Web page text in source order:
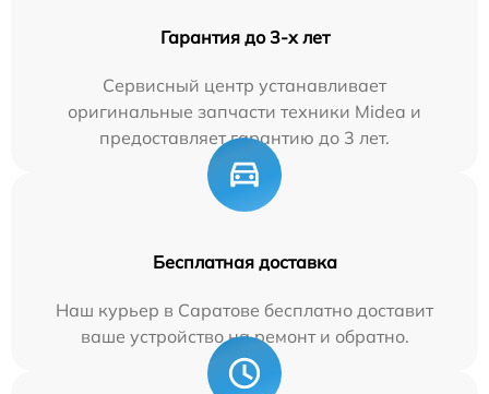
Гарантия до 3-х лет
Сервисный центр устанавливает
оригинальные запчасти техники Midea и
предоставляет гарантию до 3 лет.
Бесплатная доставка
Наш курьер в Саратове бесплатно доставит
ваше устройство на ремонт и обратно.